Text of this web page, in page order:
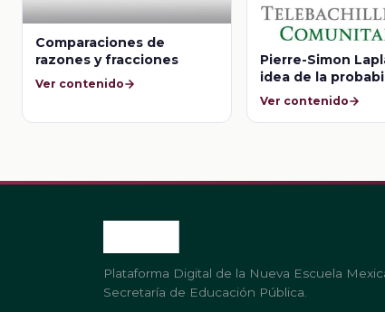
Comparaciones de
razones y fracciones
Ver contenido
Pierre-Simon
idea de la
del universo
Ver contenido
Plataforma Digital de la Nueva Escuela
Secretaría de Educación Pública.